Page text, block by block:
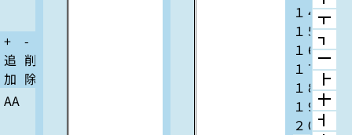
+
追
加
-
削
除
AA
１４
１５
１６
１７
１８
１９
２０
┳
┓
━
┣
╋
┫